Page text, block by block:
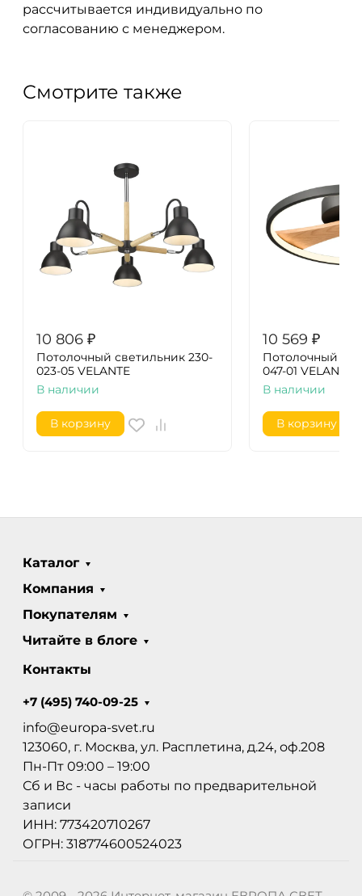
рассчитывается индивидуально по
согласованию с менеджером.
Смотрите также
10 806 ₽
Потолочный светильник 230-
023-05 VELANTE
В наличии
В корзину
10 569 ₽
Потолочный
047-01 VELANTE
В наличии
В корзину
Каталог
Компания
Покупателям
Читайте в блоге
Контакты
+7 (495) 740-09-25
info@europa-svet.ru
123060, г. Москва, ул. Расплетина, д.24, оф.208
Пн-Пт 09:00 – 19:00
Сб и Вс - часы работы по предварительной
записи
ИНН: 773420710267
ОГРН: 318774600524023